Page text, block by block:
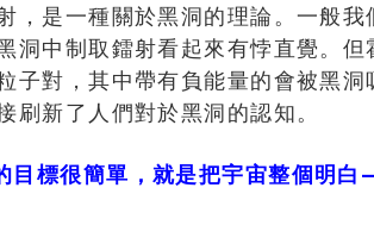
，是一種關於黑洞的理論。一般
洞中制取鐳射看起來有悖直覺。
子對，其中帶有負能量的會被黑
刷新了人們對於黑洞的認知。
目標很簡單，就是把宇宙整個明